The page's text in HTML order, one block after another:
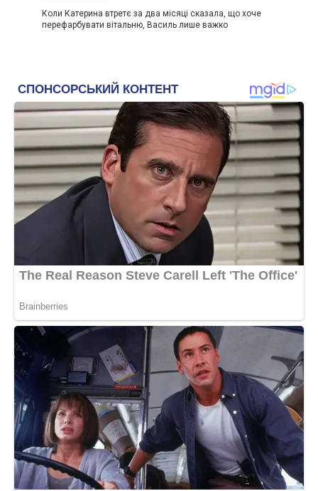
Коли Катерина втретє за два місяці сказала, що хоче
перефарбувати вітальню, Василь лише важко